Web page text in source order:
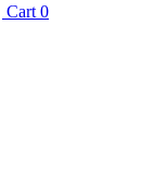
Cart 0